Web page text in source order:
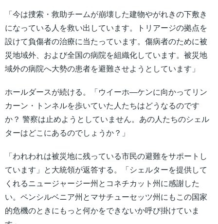
「今は捜索・救助チームが崩壊した建物やがれきの下敷き
になっている人を救い出しています。トリアージの拠点を
設けて負傷者の治療に当たっています。傷病者のために被
災地域外、および全国の病院を組織化しています。被災地
域外の病院へ大勢の患者を避難させようとしています」
ホールダースが続ける。「ウイーホ―ケンに向かってリン
カーン・トンネルを歩いていた人たちはどうなるのです
か？ 警察は止めようとしていません。あの人たちのシェル
ターはどこにあるのでしょうか？」
「われわれは被災地に残っている市民の避難をサポートし
ています」と大統領が返答する。「シェルターを提供して
くれるニュージャージー州とコネチカット州に感謝した
い。ペンシルベニア州とマサチューセッツ州にもこの国家
的危機のときにもっと何かをできないか呼び掛けていま